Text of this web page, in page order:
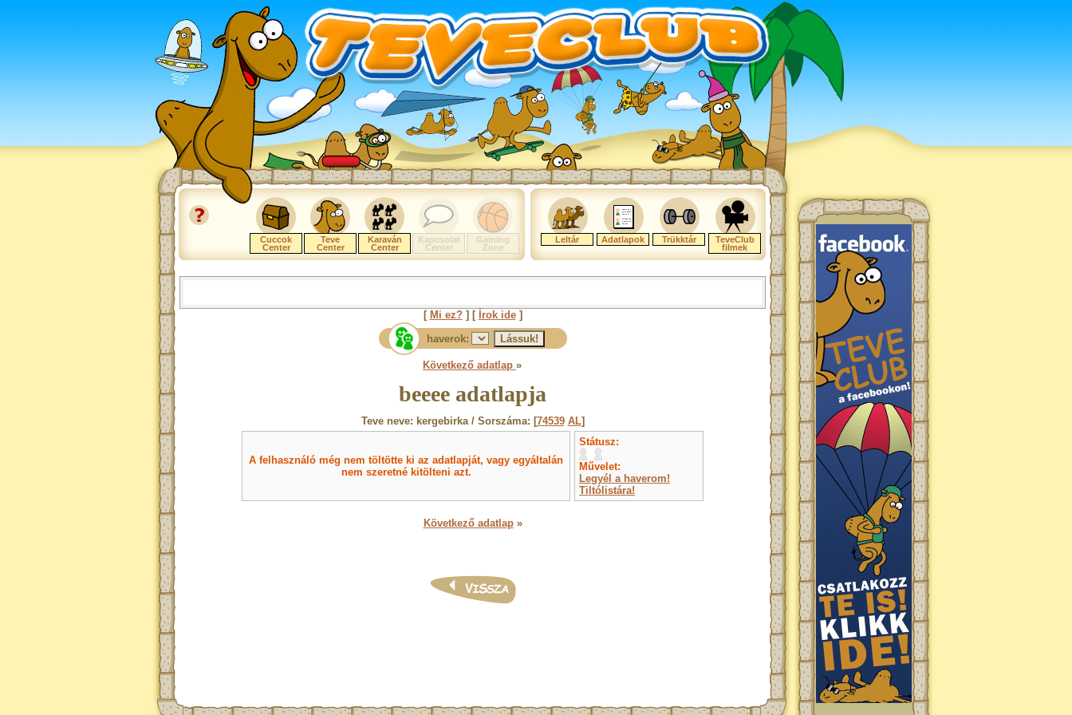
Cuccok
Center
Teve
Center
Karaván
Center
Kapcsolat
Center
Gaming
Zone
Leltár Adatlapok Trükktár
TeveClub
filmek
[ Mi ez?] [ Írok ide]
haverok:
Következő adatlap »
beeee adatlapja
Teve neve: kergebirka / Sorszáma: [74539 AL]
A felhasználó még nem töltötte ki az adatlapját, vagy egyáltalán
nem szeretné kitölteni azt.
Státusz:
Művelet:
Legyél a haverom!
Tiltólistára!
Következő adatlap»